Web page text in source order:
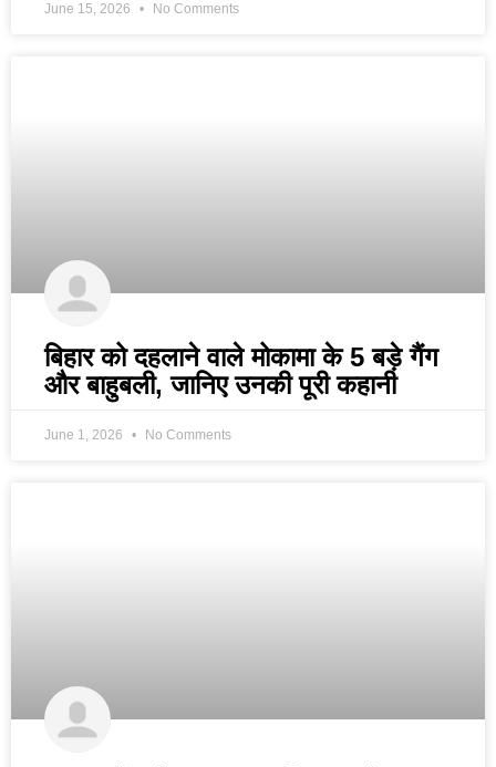
June 15, 2026 No Comments
बिहार को दहलाने वाले मोकामा के 5 बड़े गैंग
और बाहुबली, जानिए उनकी पूरी कहानी
June 1, 2026 No Comments